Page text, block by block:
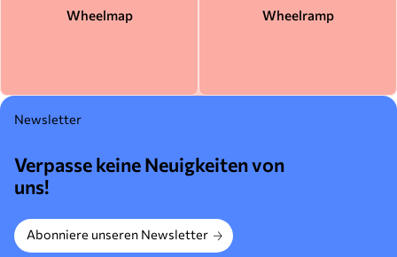
Wheelmap Wheelramp
Newsletter
Verpasse keine Neuigkeiten von
uns!
Abonniere unseren Newsletter